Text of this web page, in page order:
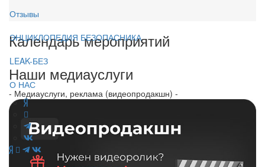
Отзывы
ЭНЦИКЛОПЕДИЯ БЕЗОПАСНИКА
LEAK-БЕЗ
О НАС
Календарь мероприятий
Наши медиауслуги
- Медиауслуги, реклама (видеопродакшн) -